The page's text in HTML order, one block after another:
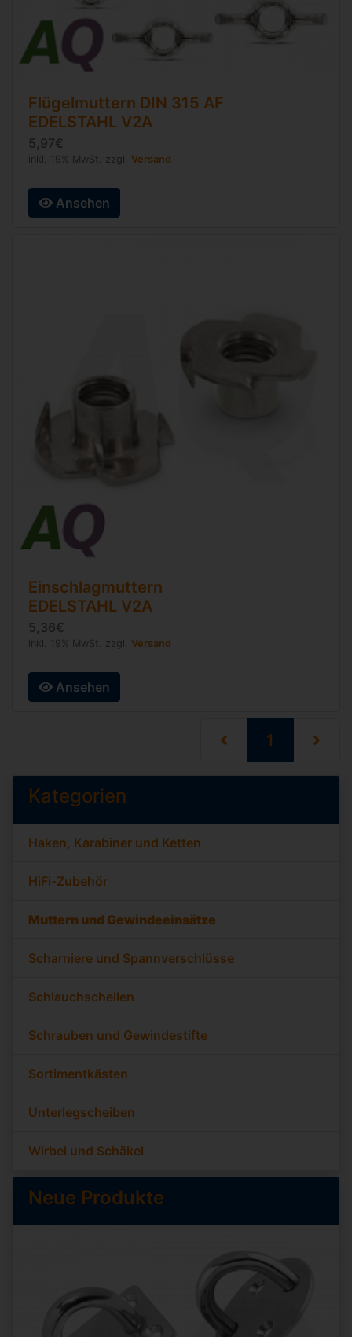
Flügelmuttern DIN 315 AF
EDELSTAHL V2A
5,97€
inkl. 19% MwSt. zzgl. Versand
Ansehen
Einschlagmuttern
EDELSTAHL V2A
5,36€
inkl. 19% MwSt. zzgl. Versand
Ansehen
1 (current)
Kategorien
Haken, Karabiner und Ketten
HiFi-Zubehör
Muttern und Gewindeeinsätze
Scharniere und Spannverschlüsse
Schlauchschellen
Schrauben und Gewindestifte
Sortimentkästen
Unterlegscheiben
Wirbel und Schäkel
Neue Produkte